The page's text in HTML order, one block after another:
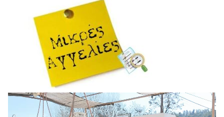
Πρόγραμμα
Αναπαραγωγής